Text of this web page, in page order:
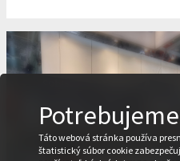
Táto webová stránka používa
štatistický súbor cookie